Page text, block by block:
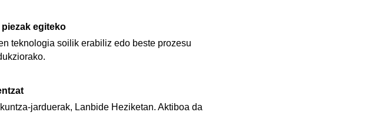
egiteko
teknologia soilik erabiliz edo beste prozesu
jarduerak, Lanbide Heziketan. Aktiboa da